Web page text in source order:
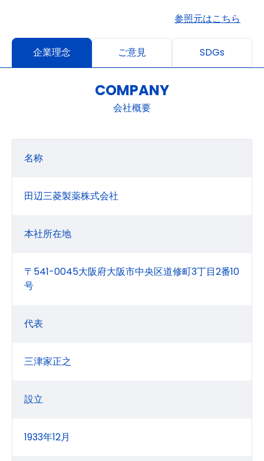
参照元はこちら
企業理念 ご意見 SDGs
COMPANY
会社概要
名称
田辺三菱製薬株式会社
本社所在地
〒541-0045大阪府大阪市中央区道修町3丁目2番10
号
代表
三津家正之
設立
1933年12月